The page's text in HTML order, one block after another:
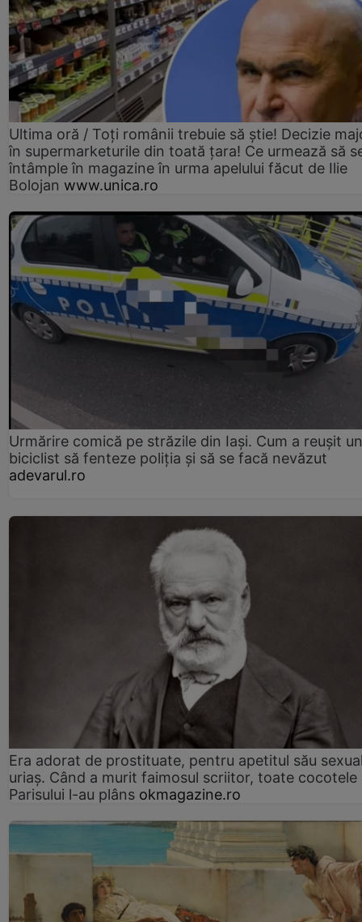
Ultima oră / Toți românii trebuie să știe! Decizie
în supermarketurile din toată țara! Ce urmează să
întâmple în magazine în urma apelului făcut de Ilie
Bolojan www.unica.ro
Urmărire comică pe străzile din Iași. Cum a reușit un
biciclist să fenteze poliția și să se facă nevăzut
adevarul.ro
Era adorat de prostituate, pentru apetitul său
uriaș. Când a murit faimosul scriitor, toate cocotele
Parisului l-au plâns okmagazine.ro